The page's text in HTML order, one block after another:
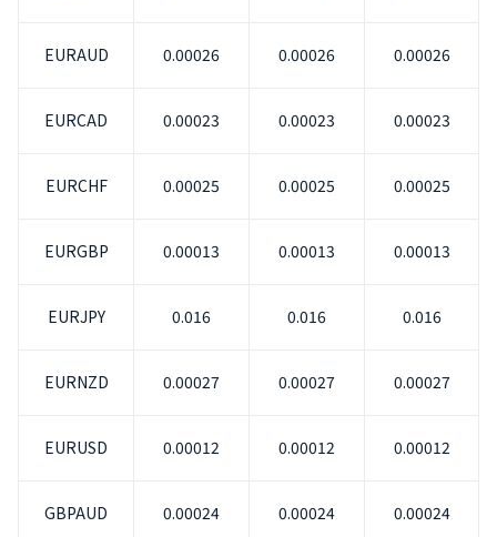
EURAUD 0.00026 0.00026 0.00026
EURCAD 0.00023 0.00023 0.00023
EURCHF 0.00025 0.00025 0.00025
EURGBP 0.00013 0.00013 0.00013
EURJPY 0.016 0.016 0.016
EURNZD 0.00027 0.00027 0.00027
EURUSD 0.00012 0.00012 0.00012
GBPAUD 0.00024 0.00024 0.00024